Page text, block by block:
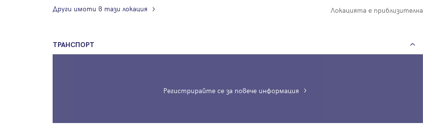
Локацията е приблизителна
Други имоти в тази локация
ТРАНСПОРТ
Регистрирайте се за повече информация